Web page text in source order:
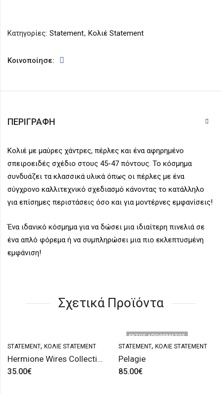
Κατηγορίες: Statement, Κολιέ Statement
Κοινοποίησε:
ΠΕΡΙΓΡΑΦΉ
Κολιέ με μαύρες χάντρες, πέρλες και ένα αφηρημένο
σπειροειδές σχέδιο στους 45-47 πόντους. Το κόσμημα
συνδυάζει τα κλασσικά υλικά όπως οι πέρλες με ένα
σύγχρονο καλλιτεχνικό σχεδιασμό κάνοντας το κατάλληλο
για επίσημες περιστάσεις όσο και για μοντέρνες εμφανίσεις!
Ένα ιδανικό κόσμημα για να δώσει μια ιδιαίτερη πινελιά σε
ένα απλό φόρεμα ή να συμπληρώσει μια πιο εκλεπτυσμένη
εμφάνιση!
Σχετικά Προϊόντα
STATEMENT, ΚΟΛΙΈ STATEMENT
Hermione Wires Collection (II)
35.00€
ΕΚΤΌΣ ΑΠΟΘΈΜΑΤΟΣ
STATEMENT, ΚΟΛΙΈ STATEMENT
Pelagie
85.00€